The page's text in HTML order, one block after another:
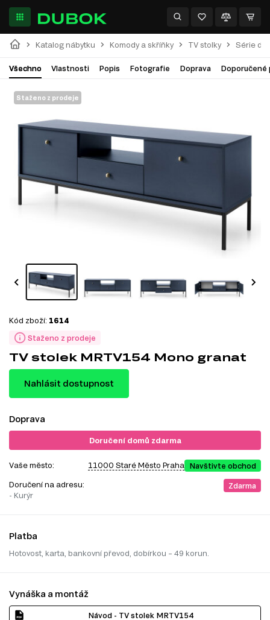
Katalog nábytku Komody a skříňky TV stolky Série do
Všechno Vlastnosti Popis Fotografie Doprava Doporučené
Staženo z prodeje
Staženo z prodeje
Kód zboží: 1614
TV stolek MRTV154 Mono granat
Nahlásit dostupnost
Doprava
Doručení domů zdarma
Vaše město: 11000 Staré Město Praha Navštivte obchod
Doručení na adresu:
- Kurýr
Zdarma
Platba
Hotovost, karta, bankovní převod, dobírkou – 49 korun.
Vynáška a montáž
Návod - TV stolek MRTV154